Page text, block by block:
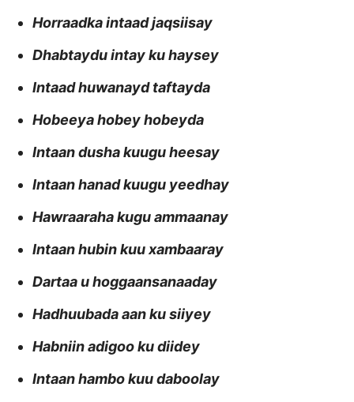
Horraadka intaad jaqsiisay
Dhabtaydu intay ku haysey
Intaad huwanayd taftayda
Hobeeya hobey hobeyda
Intaan dusha kuugu heesay
Intaan hanad kuugu yeedhay
Hawraaraha kugu ammaanay
Intaan hubin kuu xambaaray
Dartaa u hoggaansanaaday
Hadhuubada aan ku siiyey
Habniin adigoo ku diidey
Intaan hambo kuu daboolay